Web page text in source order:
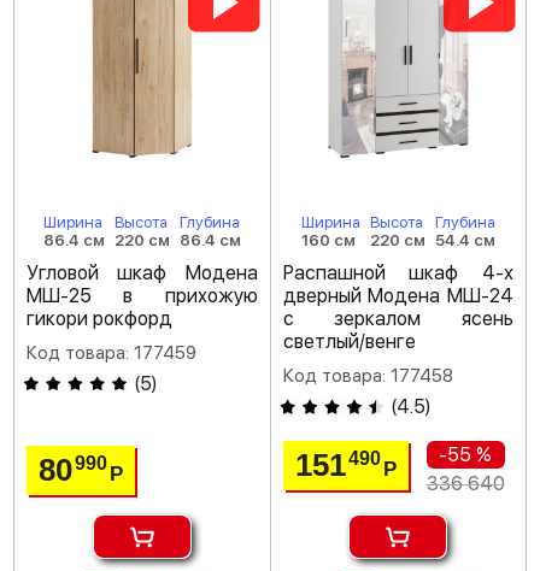
Ширина
86.4 см
Высота
220 см
Глубина
86.4 см
Угловой шкаф Модена
МШ-25 в прихожую
гикори рокфорд
Код товара: 177459
(5)
80990Р
Ширина
160 см
Высота
220 см
Глубина
54.4 см
Распашной шкаф 4-х
дверный Модена МШ-24
с зеркалом ясень
светлый/венге
Код товара: 177458
(4.5)
151490 Р
-55 %
336 640